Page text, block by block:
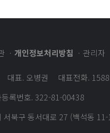
개인정보처리방침 관리자
대표. 오병권
대표전화.
록번호. 322-81-00438
서북구 동서대로 27 (백석동